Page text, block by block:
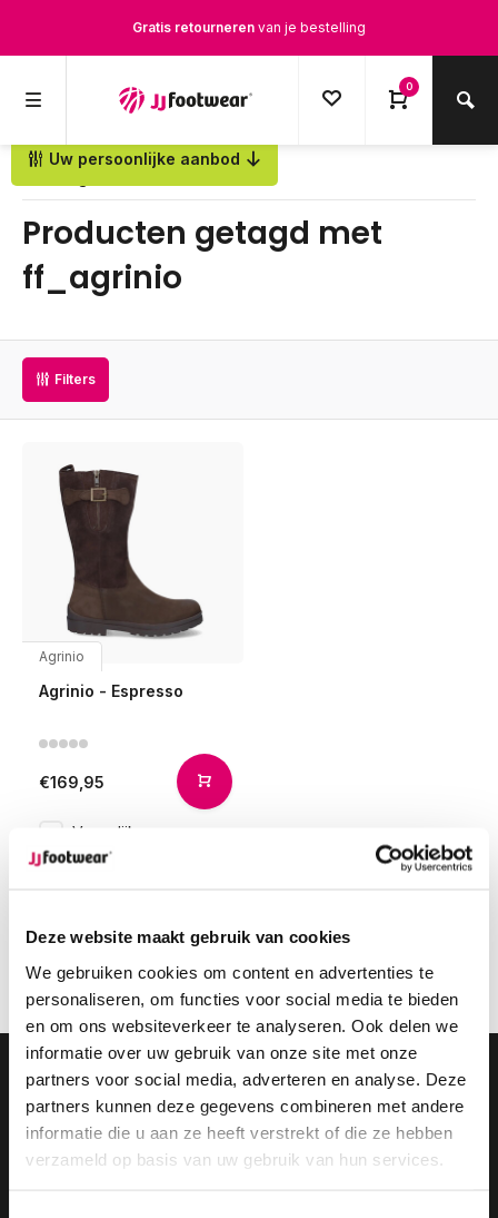
Deze website maakt gebruik van cookies
We gebruiken cookies om content en advertenties te
personaliseren, om functies voor social media te bieden
en om ons websiteverkeer te analyseren. Ook delen we
informatie over uw gebruik van onze site met onze
partners voor social media, adverteren en analyse. Deze
partners kunnen deze gegevens combineren met andere
informatie die u aan ze heeft verstrekt of die ze hebben
verzameld op basis van uw gebruik van hun services.
0
Uw persoonlijke aanbod
Producten getagd met
ff_agrinio
Filters
Agrinio
Agrinio - Espresso
€169,95
Vergelijk
Pagina 1 van 1
1
Stay up to date
Abonneer je op onze nieuwsbrief om op de hoogte te
blijven.